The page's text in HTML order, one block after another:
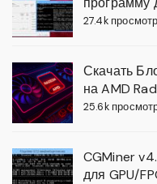
27.4k
Скачать
на AMD
25.6k
CGMiner
для GPU/